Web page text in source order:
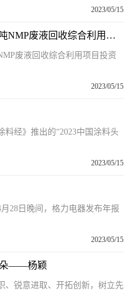
2023/05/15
环球热议:最新项目：重庆20万吨NMP废液回收综合利用项目获批
废液回收综合利用项目投资
2023/05/15
料经》推出的“2023中国涂料头
2023/05/15
28日晚间，格力电器发布年报
2023/05/15
朵——杨颖
、锐意进取、开拓创新，树立先